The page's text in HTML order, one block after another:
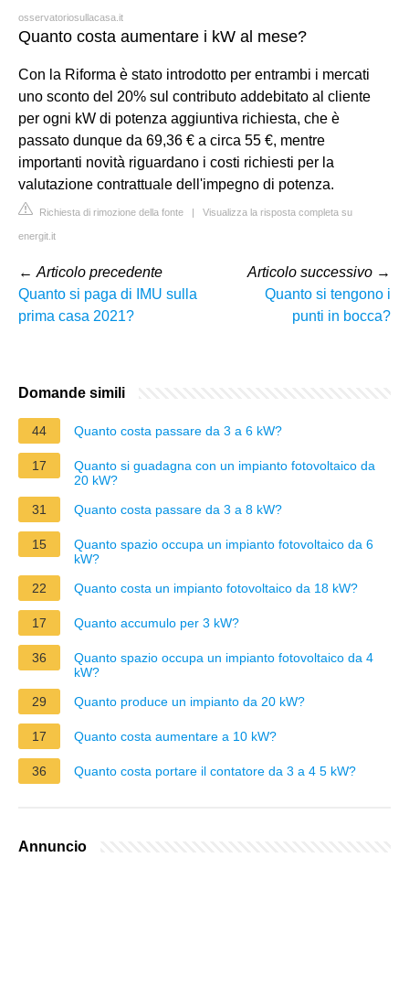
osservatoriosullacasa.it
Quanto costa aumentare i kW al mese?
Con la Riforma è stato introdotto per entrambi i mercati
uno sconto del 20% sul contributo addebitato al cliente
per ogni kW di potenza aggiuntiva richiesta, che è
passato dunque da 69,36 € a circa 55 €, mentre
importanti novità riguardano i costi richiesti per la
valutazione contrattuale dell'impegno di potenza.
Richiesta di rimozione della fonte | Visualizza la risposta completa su
energit.it
← Articolo precedente
Quanto si paga di IMU sulla
prima casa 2021?
Articolo successivo →
Quanto si tengono i
punti in bocca?
Domande simili
44 Quanto costa passare da 3 a 6 kW?
17
Quanto si guadagna con un impianto fotovoltaico da
20 kW?
31
Quanto costa passare da 3 a 8 kW?
15
Quanto spazio occupa un impianto fotovoltaico da 6
kW?
22
Quanto costa un impianto fotovoltaico da 18 kW?
17 Quanto accumulo per 3 kW?
36
Quanto spazio occupa un impianto fotovoltaico da 4
kW?
29
Quanto produce un impianto da 20 kW?
17 Quanto costa aumentare a 10 kW?
36 Quanto costa portare il contatore da 3 a 4 5 kW?
Annuncio